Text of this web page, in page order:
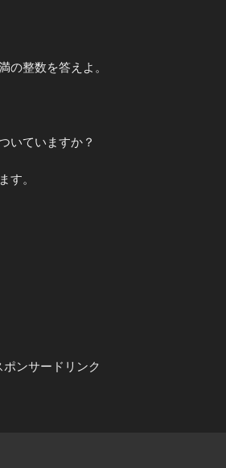
の整数を答えよ。
いていますか？
す。
ポンサードリンク